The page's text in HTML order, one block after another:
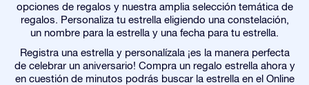
opciones de regalos y nuestra amplia selección temática de
regalos. Personaliza tu estrella eligiendo una constelación,
un nombre para la estrella y una fecha para tu estrella.
Registra una estrella y personalízala ¡es la manera perfecta
de celebrar un aniversario! Compra un regalo estrella ahora y
en cuestión de minutos podrás buscar la estrella en el Online